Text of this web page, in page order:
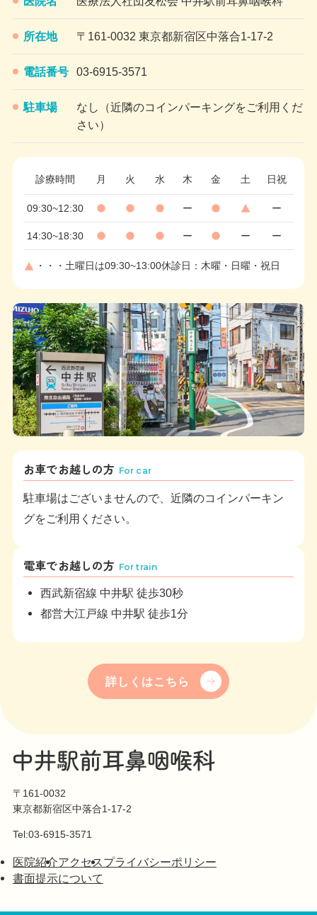
所在地 〒161-0032 東京都新宿区中落合1-17-2
電話番号 03-6915-3571
駐車場
なし（近隣のコインパーキングをご利用くだ
さい）
診療時間 月 火 水 木 金 土 日
09:30~12:30 ー ー
14:30~18:30 ー ー ー
・・・土曜日は09:30~13:00休診日：木曜・日曜・祝日
お車でお越しの方 For car
駐車場はございませんので、近隣のコインパーキン
グをご利用ください。
電車でお越しの方 For train
西武新宿線 中井駅 徒歩30秒
都営大江戸線 中井駅 徒歩1分
詳しくはこちら
〒161-0032
東京都新宿区中落合1-17-2
Tel:03-6915-3571
医院紹介アクセスプライバシーポリシー
書面提示について